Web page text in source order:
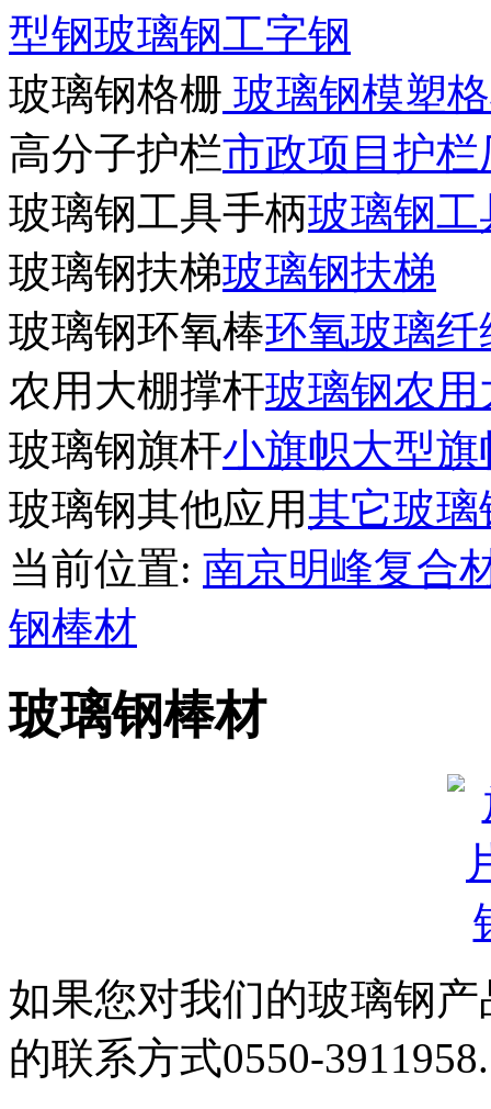
型钢玻璃钢工字钢
玻璃钢格栅 玻璃钢模塑
高分子护栏市政项目护栏
玻璃钢工具手柄玻璃钢工
玻璃钢扶梯玻璃钢扶梯
玻璃钢环氧棒环氧玻璃纤
农用大棚撑杆玻璃钢农
玻璃钢旗杆小旗帜大型旗
玻璃钢其他应用其它玻璃
当前位置: 南京明峰复合
钢棒材
玻璃钢棒材
如果您对我们的玻璃钢
的联系方式0550-3911958.